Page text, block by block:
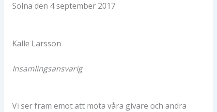
Solna den 4 september 2017
Kalle Larsson
Insamlingsansvarig
Vi ser fram emot att möta våra givare och andra